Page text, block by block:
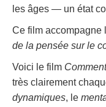
les âges — un état
Ce film accompagne
de la pensée sur le
Voici le film
très clairement
dynamiques, le